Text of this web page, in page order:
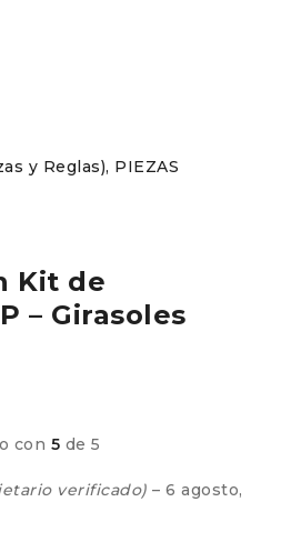
y Reglas), PIEZAS
Kit de
– Girasoles
con 5 de 5
verificado) – 6 agosto,